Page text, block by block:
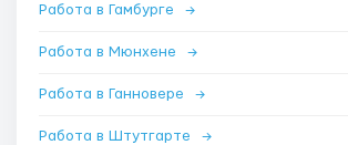
Работа в Гамбурге →
Работа в Мюнхене →
Работа в Ганновере →
Работа в Штутгарте →